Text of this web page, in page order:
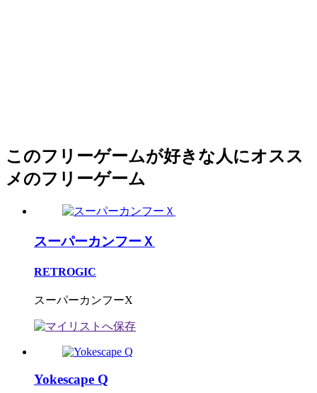
このフリーゲームが好きな人にオスス
メのフリーゲーム
スーパーカンフーＸ
RETROGIC
スーパーカンフーX
Yokescape Q